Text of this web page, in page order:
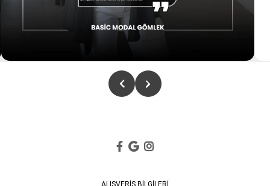
ALIŞVERİŞ BİLGİLERİ